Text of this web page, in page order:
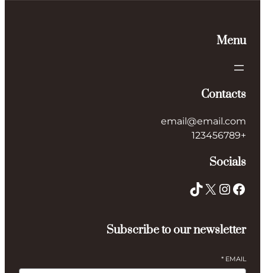
Menu
Contacts
email@email.com
+123456789
Socials
Facebook
Instagram
X
TikTok
Subscribe to our newsletter
EMAIL
*